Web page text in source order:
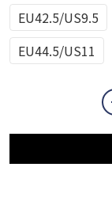
EU42.5/US9.5
EU44.5/US11